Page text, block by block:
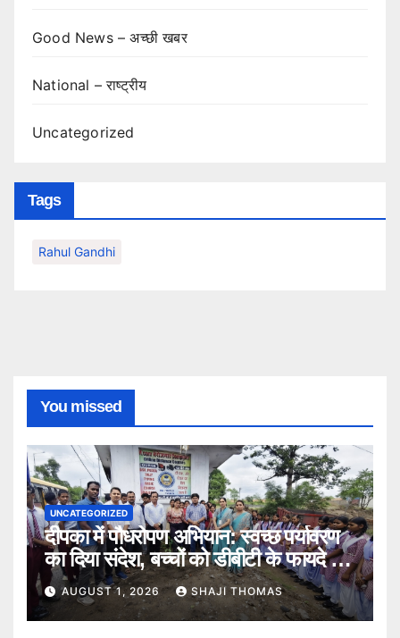
Good News – अच्छी खबर
National – राष्ट्रीय
Uncategorized
Tags
Rahul Gandhi
You missed
UNCATEGORIZED
दीपका में पौधरोपण अभियान: स्वच्छ पर्यावरण
का दिया संदेश, बच्चों को डीबीटी के फायदे भी
बताए।
AUGUST 1, 2026 SHAJI THOMAS